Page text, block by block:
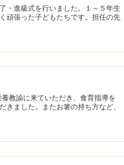
・進級式を行いました。１～５年生
頑張った子どもたちです。担任の先
教諭に来ていただき、食育指導を
きました。またお箸の持ち方など、